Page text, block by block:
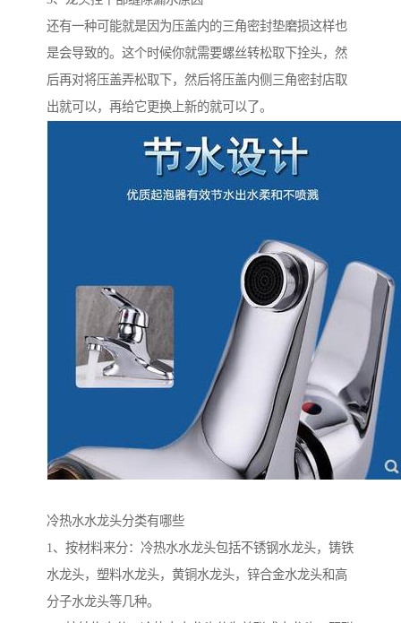
还有一种可能就是因为压盖内的三角密封垫磨损这样也
是会导致的。这个时候你就需要螺丝转松取下拴头，然
后再对将压盖弄松取下，然后将压盖内侧三角密封店取
出就可以，再给它更换上新的就可以了。
冷热水水龙头分类有哪些
1、按材料来分：冷热水水龙头包括不锈钢水龙头，铸铁
水龙头，塑料水龙头，黄铜水龙头，锌合金水龙头和高
分子水龙头等几种。